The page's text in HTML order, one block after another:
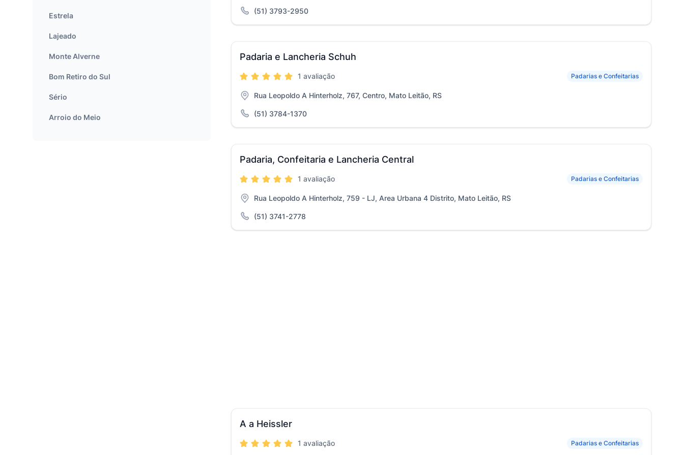
(51) 3793-2950
Padaria e Lancheria Schuh
Padarias e Confeitarias
1 avaliação
Rua Leopoldo A Hinterholz, 767, Centro, Mato Leitão, RS
(51) 3784-1370
Padaria, Confeitaria e Lancheria Central
Padarias e Confeitarias
1 avaliação
Rua Leopoldo A Hinterholz, 759 - LJ, Area Urbana 4 Distrito, Mato Leitão, RS
(51) 3741-2778
A a Heissler
Padarias e Confeitarias
1 avaliação
Estrela
Lajeado
Monte Alverne
Bom Retiro do Sul
Sério
Arroio do Meio